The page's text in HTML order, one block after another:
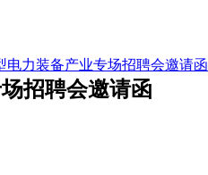
力装备产业专场招聘会邀请函
招聘会邀请函